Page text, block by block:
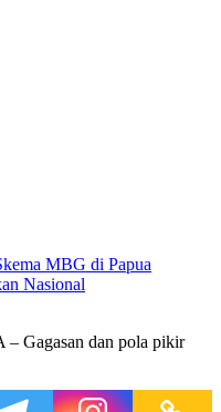
MBG di Papua
Nasional
Gagasan dan pola pikir